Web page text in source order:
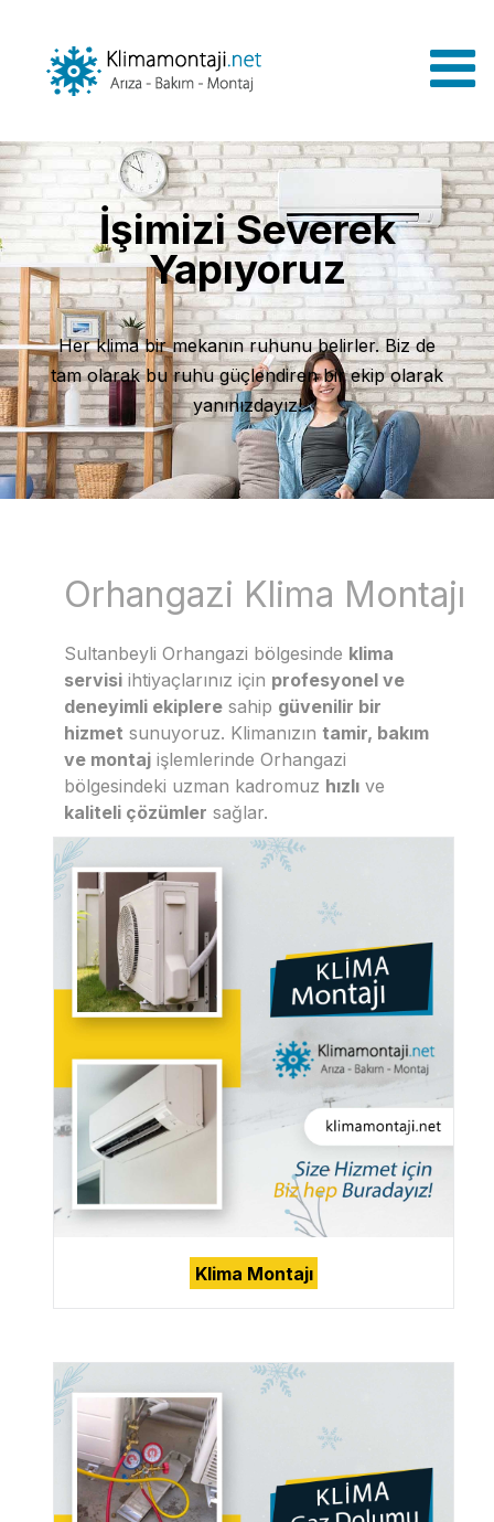
İşimizi Severek
Yapıyoruz
Her klima bir mekanın ruhunu belirler. Biz de
tam olarak bu ruhu güçlendiren bir ekip olarak
yanınızdayız!
Orhangazi Klima Montajı
Sultanbeyli Orhangazi bölgesinde klima
servisi ihtiyaçlarınız için profesyonel ve
deneyimli ekiplere sahip güvenilir bir
hizmet sunuyoruz. Klimanızın tamir, bakım
ve montaj işlemlerinde Orhangazi
bölgesindeki uzman kadromuz hızlı ve
kaliteli çözümler sağlar.
Klima Montajı